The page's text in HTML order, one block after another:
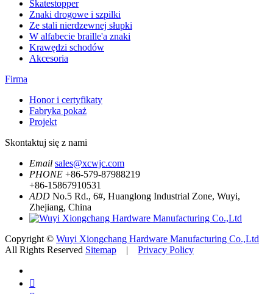
Skatestopper
Znaki drogowe i szpilki
Ze stali nierdzewnej słupki
W alfabecie braille'a znaki
Krawędzi schodów
Akcesoria
Firma
Honor i certyfikaty
Fabryka pokaż
Projekt
Skontaktuj się z nami
Email sales@xcwjc.com
PHONE +86-579-87988219
+86-15867910531
ADD No.5 Rd., 6#, Huanglong Industrial Zone, Wuyi,
Zhejiang, China
Copyright © Wuyi Xiongchang Hardware Manufacturing Co.,Ltd
All Rights Reserved Sitemap | Privacy Policy
